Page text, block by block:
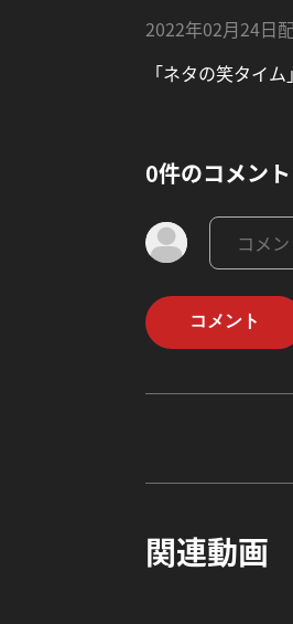
2022年02月24日
「ネタの笑タイ
0件のコメント
コメント
関連動画